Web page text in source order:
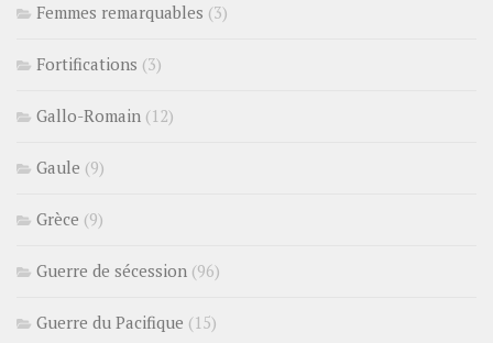
Femmes remarquables (3)
Fortifications (3)
Gallo-Romain (12)
Gaule (9)
Grèce (9)
Guerre de sécession (96)
Guerre du Pacifique (15)